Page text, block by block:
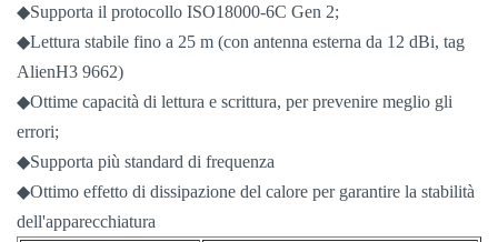
◆Supporta il protocollo ISO18000-6C Gen 2;
◆Lettura stabile fino a 25 m (con antenna esterna da 12 dBi, tag
AlienH3 9662)
◆Ottime capacità di lettura e scrittura, per prevenire meglio gli
errori;
◆Supporta più standard di frequenza
◆Ottimo effetto di dissipazione del calore per garantire la stabilità
dell'apparecchiatura